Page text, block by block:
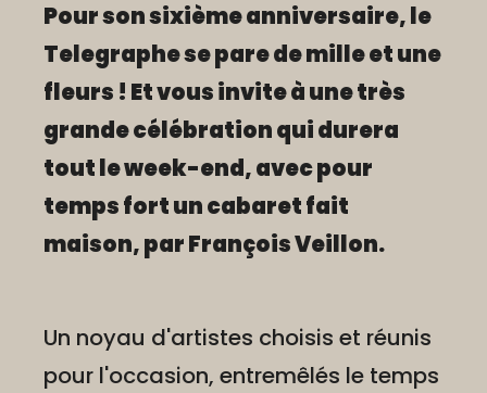
Pour son sixième anniversaire, le
Telegraphe se pare de mille et une
fleurs ! Et vous invite à une très
grande célébration qui durera
tout le week-end, avec pour
temps fort un cabaret fait
maison, par François Veillon.
Un noyau d'artistes choisis et réunis
pour l'occasion, entremêlés le temps